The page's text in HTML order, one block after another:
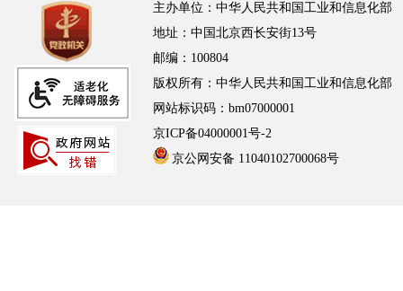
主办单位：中华人民共和国工业和信息化部
地址：中国北京西长安街13号
邮编：100804
版权所有：中华人民共和国工业和信息化部
网站标识码：bm07000001
京ICP备04000001号-2
京公网安备 11040102700068号